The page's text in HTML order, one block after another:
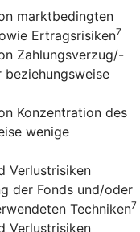
marktbedingten
Ertragsrisiken7
Zahlungsverzug/-
Konzentration des
wenige
Verlustrisiken
der Fonds und/oder
Techniken7
Verlustrisiken